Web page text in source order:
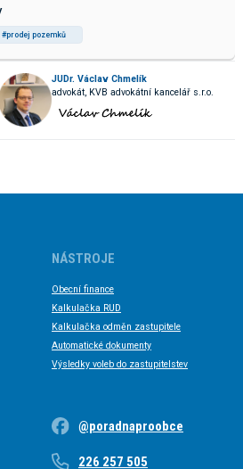
#prodej pozemků
JUDr. Václav Chmelík
advokát, KVB advokátní kancelář s.r.o.
NÁSTROJE
Obecní finance
Kalkulačka RUD
Kalkulačka odměn zastupitele
Automatické dokumenty
Výsledky voleb do zastupitelstev
@poradnaproobce
226 257 505